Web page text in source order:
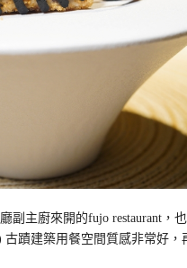
副主廚來開的fujo restaurant，
蹟建築用餐空間質感非常好